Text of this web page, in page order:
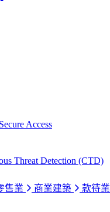
Access
Threat Detection (CTD)
售業 商業建築 款待業